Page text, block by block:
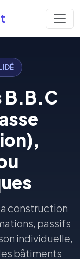
B.B.C
construction
passifs
individuelle,
bâtiments